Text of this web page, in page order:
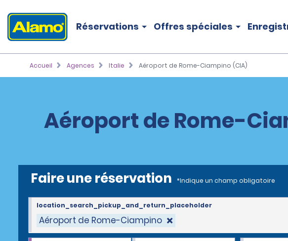
Réservations Offres spéciales
Accueil Agences Italie Aéroport de Rome-Ciampino (CIA)
Aéroport de Rome-
Faire une réservation *Indique un champ obligatoire
Aéroport de Rome-Ciampino
location_search_pickup_and_return_placeholder